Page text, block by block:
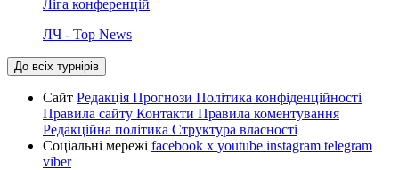
Ліга конференцій
ЛЧ - Top News
До всіх турнірів
Сайт Редакція Прогнози Політика конфіденційності
Правила сайту Контакти Правила коментування
Редакційна політика Структура власності
Соціальні мережі facebook x youtube instagram telegram
viber